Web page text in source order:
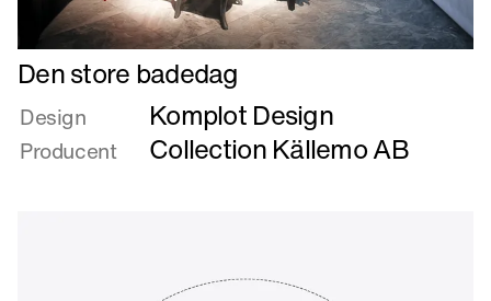
Læs
mere
om
Den
store
Den store badedag
Design Komplot Design
Producent Collection Källemo AB